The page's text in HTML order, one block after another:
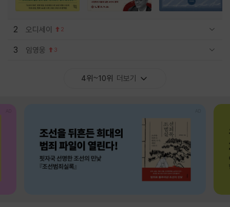
2 오디세이 2
3 임영웅 3
4위~10위 더보기